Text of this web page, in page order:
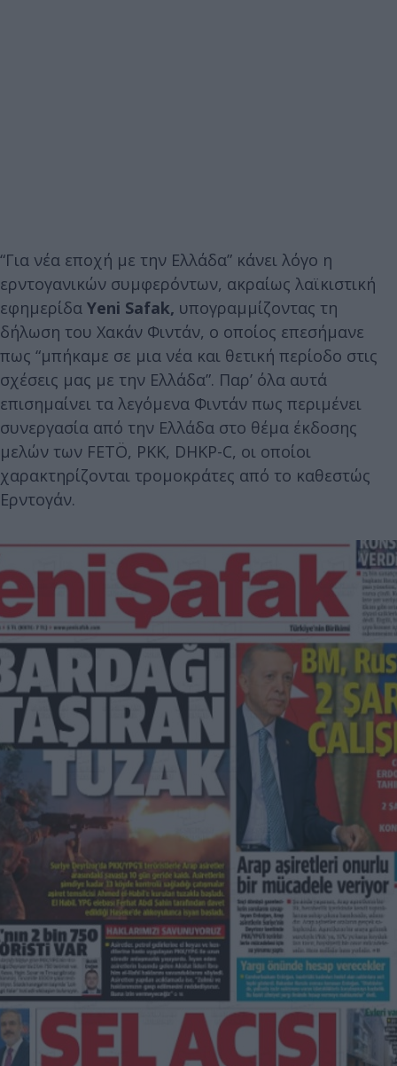
“Για νέα εποχή με την Ελλάδα” κάνει λόγο η
ερντογανικών συμφερόντων, ακραίως λαϊκιστική
εφημερίδα Yeni Safak, υπογραμμίζοντας τη
δήλωση του Χακάν Φιντάν, ο οποίος επεσήμανε
πως “μπήκαμε σε μια νέα και θετική περίοδο στις
σχέσεις μας με την Ελλάδα”. Παρ’ όλα αυτά
επισημαίνει τα λεγόμενα Φιντάν πως περιμένει
συνεργασία από την Ελλάδα στο θέμα έκδοσης
μελών των FETÖ, PKK, DHKP-C, οι οποίοι
χαρακτηρίζονται τρομοκράτες από το καθεστώς
Ερντογάν.